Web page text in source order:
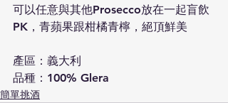
可以任意與其他Prosecco放在一起盲飲
PK，青蘋果跟柑橘青檸，絕頂鮮美
產區：義大利
品種：100% Glera
簡單挑酒